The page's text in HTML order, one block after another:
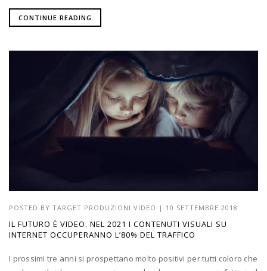
CONTINUE READING
POSTED BY TARGET PRODUZIONI VIDEO | 10 SETTEMBRE 2018
IL FUTURO È VIDEO. NEL 2021 I CONTENUTI VISUALI SU
INTERNET OCCUPERANNO L’80% DEL TRAFFICO
I prossimi tre anni si prospettano molto positivi per tutti coloro che